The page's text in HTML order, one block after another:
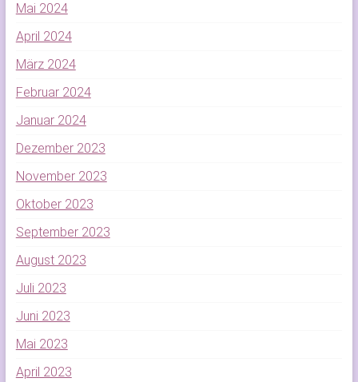
Mai 2024
April 2024
März 2024
Februar 2024
Januar 2024
Dezember 2023
November 2023
Oktober 2023
September 2023
August 2023
Juli 2023
Juni 2023
Mai 2023
April 2023